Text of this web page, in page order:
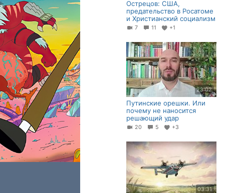
Острецов: США,
предательство в Росатоме
и Христианский социализм
7 11 +1
23:02
Путинские орешки. Или
почему не наносится
решающий удар
20 5 +3
03:31